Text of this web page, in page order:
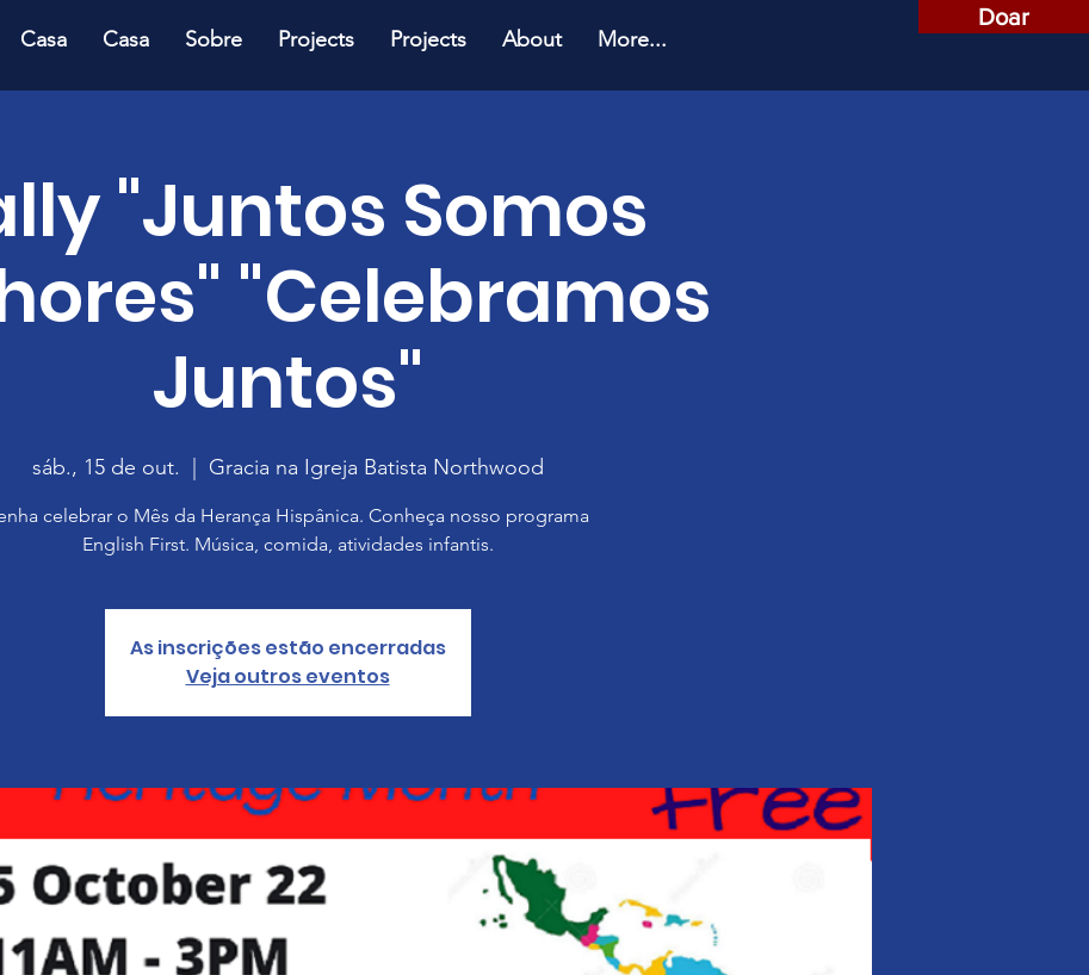
Doar
Casa
Casa Sobre Projects Projects About More...
"Juntos Somos
"Celebramos
Juntos"
sáb., 15 de out. Gracia na Igreja Batista Northwood
celebrar o Mês da Herança Hispânica. Conheça nosso programa
English First. Música, comida, atividades infantis.
As inscrições estão encerradas
Veja outros eventos